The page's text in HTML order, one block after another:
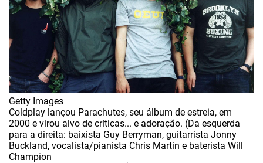
Getty Images
Coldplay lançou Parachutes, seu álbum de estreia, em
2000 e virou alvo de críticas... e adoração. (Da esquerda
para a direita: baixista Guy Berryman, guitarrista Jonny
Buckland, vocalista/pianista Chris Martin e baterista Will
Champion